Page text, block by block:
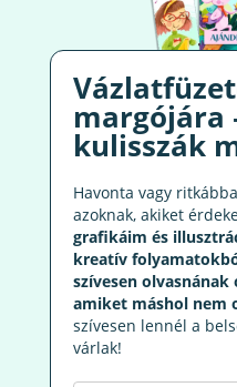
margójára
kulisszák
Havonta vagy
azoknak, akiket
grafikáim és
kreatív
szívesen
amiket máshol nem
szívesen lennél a
várlak!